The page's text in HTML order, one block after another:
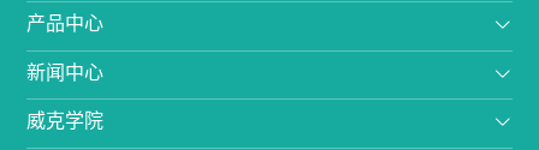
产品中心
新闻中心
威克学院